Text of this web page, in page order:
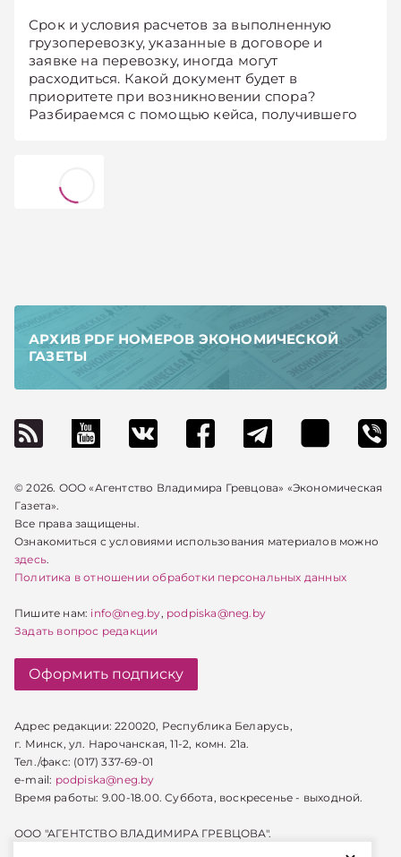
Срок и условия расчетов за выполненную
грузоперевозку, указанные в договоре и
заявке на перевозку, иногда могут
расходиться. Какой документ будет в
приоритете при возникновении спора?
Разбираемся с помощью кейса, получившего
АРХИВ PDF НОМЕРОВ ЭКОНОМИЧЕСКОЙ
ГАЗЕТЫ
© 2026. ООО «Агентство Владимира Гревцова» «Экономическая
Газета».
Все права защищены.
Ознакомиться с условиями использования материалов можно
здесь.
Политика в отношении обработки персональных данных
Пишите нам: info@neg.by, podpiska@neg.by
Задать вопрос редакции
Оформить подписку
Адрес редакции: 220020, Республика Беларусь,
г. Минск, ул. Нарочанская, 11-2, комн. 21а.
Тел./факс: (017) 337-69-01
e-mail: podpiska@neg.by
Время работы: 9.00-18.00. Суббота, воскресенье - выходной.
ООО "АГЕНТСТВО ВЛАДИМИРА ГРЕВЦОВА".